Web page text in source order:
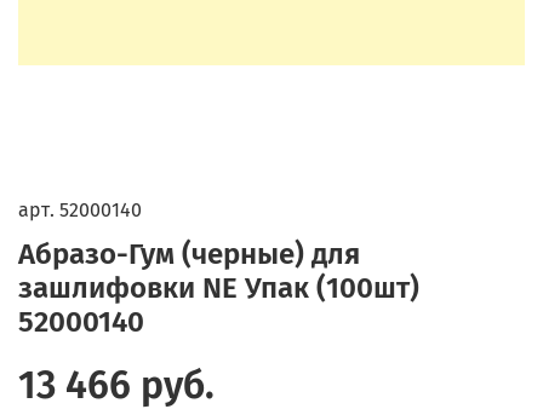
арт. 52000140
Абразо-Гум (черные) для
зашлифовки NE Упак (100шт)
52000140
13 466 руб.